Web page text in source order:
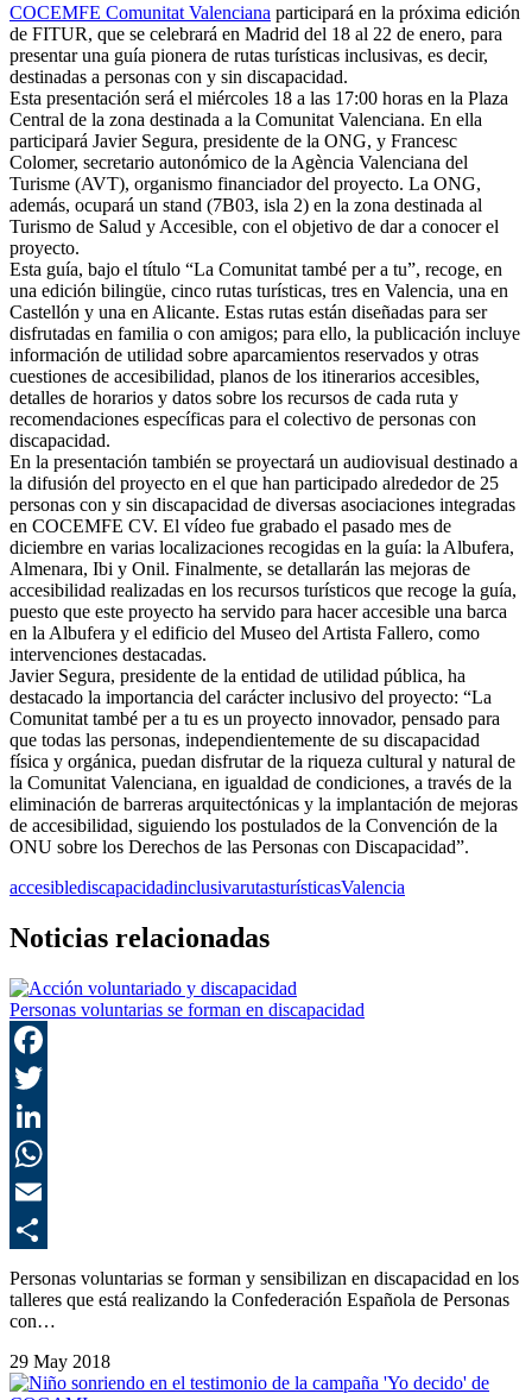
COCEMFE Comunitat Valenciana participará en la próxima edición
de FITUR, que se celebrará en Madrid del 18 al 22 de enero, para
presentar una guía pionera de rutas turísticas inclusivas, es decir,
destinadas a personas con y sin discapacidad.
Esta presentación será el miércoles 18 a las 17:00 horas en la Plaza
Central de la zona destinada a la Comunitat Valenciana. En ella
participará Javier Segura, presidente de la ONG, y Francesc
Colomer, secretario autonómico de la Agència Valenciana del
Turisme (AVT), organismo financiador del proyecto. La ONG,
además, ocupará un stand (7B03, isla 2) en la zona destinada al
Turismo de Salud y Accesible, con el objetivo de dar a conocer el
proyecto.
Esta guía, bajo el título “La Comunitat també per a tu”, recoge, en
una edición bilingüe, cinco rutas turísticas, tres en Valencia, una en
Castellón y una en Alicante. Estas rutas están diseñadas para ser
disfrutadas en familia o con amigos; para ello, la publicación incluye
información de utilidad sobre aparcamientos reservados y otras
cuestiones de accesibilidad, planos de los itinerarios accesibles,
detalles de horarios y datos sobre los recursos de cada ruta y
recomendaciones específicas para el colectivo de personas con
discapacidad.
En la presentación también se proyectará un audiovisual destinado a
la difusión del proyecto en el que han participado alrededor de 25
personas con y sin discapacidad de diversas asociaciones integradas
en COCEMFE CV. El vídeo fue grabado el pasado mes de
diciembre en varias localizaciones recogidas en la guía: la Albufera,
Almenara, Ibi y Onil. Finalmente, se detallarán las mejoras de
accesibilidad realizadas en los recursos turísticos que recoge la guía,
puesto que este proyecto ha servido para hacer accesible una barca
en la Albufera y el edificio del Museo del Artista Fallero, como
intervenciones destacadas.
Javier Segura, presidente de la entidad de utilidad pública, ha
destacado la importancia del carácter inclusivo del proyecto: “La
Comunitat també per a tu es un proyecto innovador, pensado para
que todas las personas, independientemente de su discapacidad
física y orgánica, puedan disfrutar de la riqueza cultural y natural de
la Comunitat Valenciana, en igualdad de condiciones, a través de la
eliminación de barreras arquitectónicas y la implantación de mejoras
de accesibilidad, siguiendo los postulados de la Convención de la
ONU sobre los Derechos de las Personas con Discapacidad”.
accesiblediscapacidadinclusivarutasturísticasValencia
Noticias relacionadas
Personas voluntarias se forman en discapacidad
Personas voluntarias se forman y sensibilizan en discapacidad en los
talleres que está realizando la Confederación Española de Personas
con…
29 May 2018